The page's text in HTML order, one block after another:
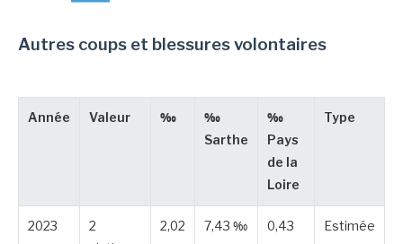
Autres coups et blessures volontaires
Année Valeur ‰
‰
Sarthe
‰
Pays
de la
Loire
Type
2023
2
2,02
7,43 ‰
0,43
Estimée